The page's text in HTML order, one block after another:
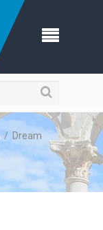
Pretraga
/ Dream